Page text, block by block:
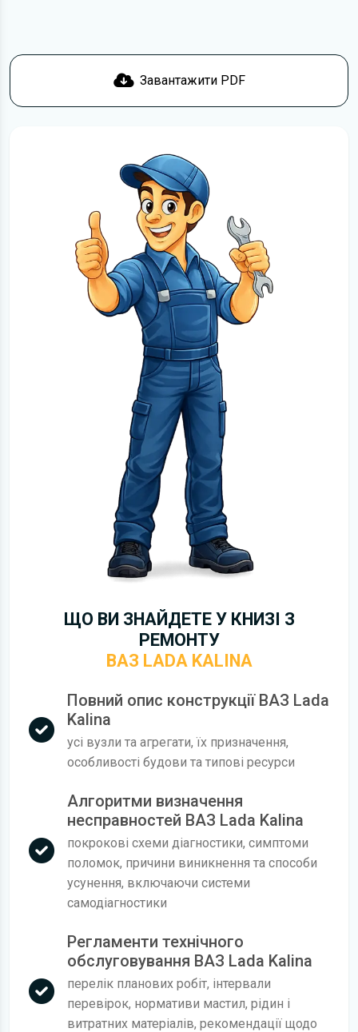
Завантажити PDF
ЩО ВИ ЗНАЙДЕТЕ У КНИЗІ З
РЕМОНТУ
ВАЗ LADA KALINA
Повний опис конструкції ВАЗ Lada
Kalina
усі вузли та агрегати, їх призначення,
особливості будови та типові ресурси
Алгоритми визначення
несправностей ВАЗ Lada Kalina
покрокові схеми діагностики, симптоми
поломок, причини виникнення та способи
усунення, включаючи системи
самодіагностики
Регламенти технічного
обслуговування ВАЗ Lada Kalina
перелік планових робіт, інтервали
перевірок, нормативи мастил, рідин і
витратних матеріалів, рекомендації щодо